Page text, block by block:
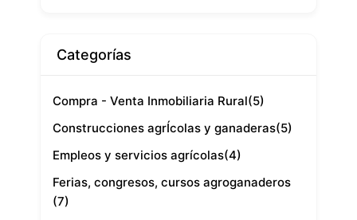
Categorías
Compra - Venta Inmobiliaria Rural(5)
Construcciones agrÍcolas y ganaderas(5)
Empleos y servicios agrícolas(4)
Ferias, congresos, cursos agroganaderos
(7)